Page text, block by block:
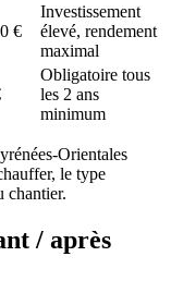
€
Investissement
élevé, rendement
maximal
Obligatoire tous
les 2 ans
minimum
Orientales
le type
chantier.
/ après